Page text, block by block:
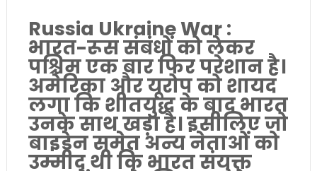
Russia Ukraine War :
भारत-रूस संबंधों को लेकर
पश्चिम एक बार फिर परेशान है।
अमेरिका और यूरोप को शायद
लगा कि शीतयुद्ध के बाद भारत
उनके साथ खड़ा है। इसीलिए जो
बाइडेन समेत अन्य नेताओं को
उम्मीद थी कि भारत संयुक्त